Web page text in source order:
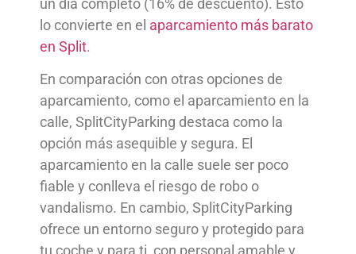
lo convierte en el aparcamiento más barato
en Split.
En comparación con otras opciones de
aparcamiento, como el aparcamiento en la
calle, SplitCityParking destaca como la
opción más asequible y segura. El
aparcamiento en la calle suele ser poco
fiable y conlleva el riesgo de robo o
vandalismo. En cambio, SplitCityParking
ofrece un entorno seguro y protegido para
tu coche y para ti, con personal amable y